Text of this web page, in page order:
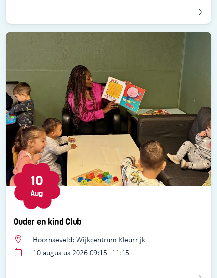
Ouder en kind Club
10
Aug
Hoornseveld: Wijkcentrum Kleurrijk
10 augustus 2026 09:15 - 11:15